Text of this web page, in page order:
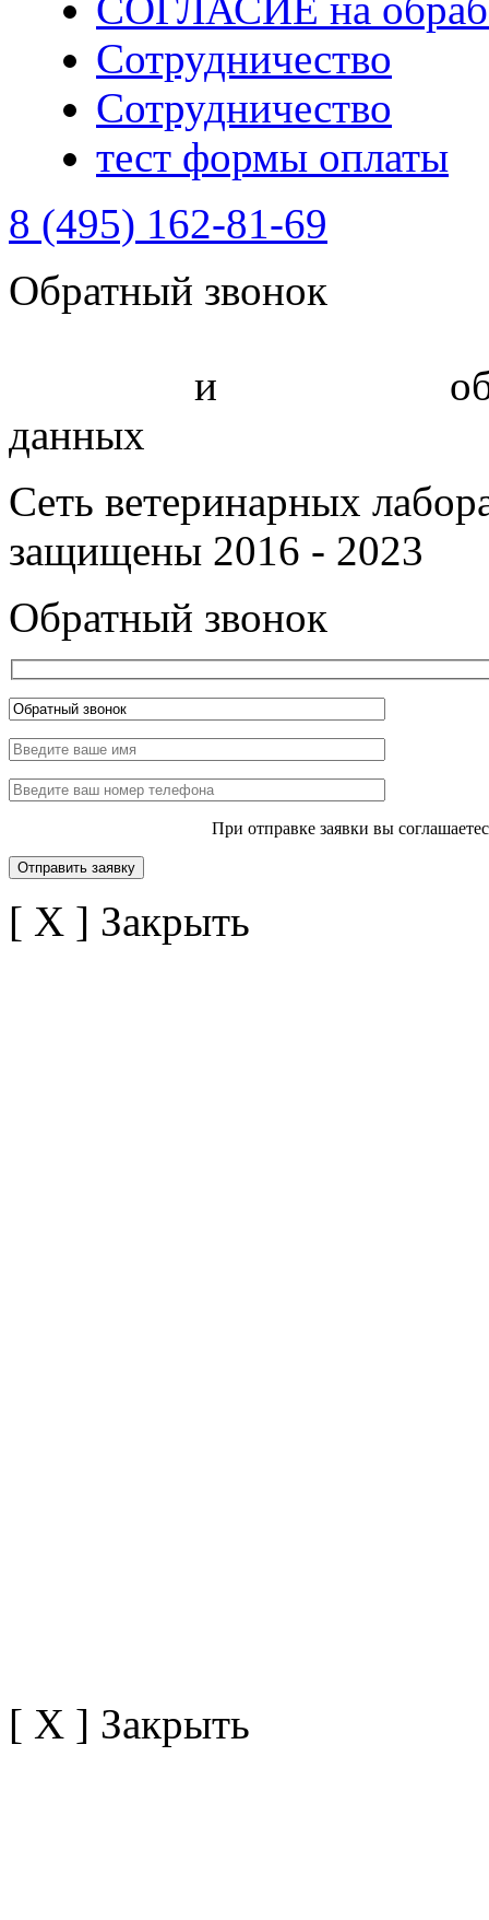
Сотрудничество
Сотрудничество
тест формы оплаты
8 (495) 162-81-69
Обратный звонок
и
данных
Сеть ветеринарных
защищены 2016 - 2023
Обратный звонок
При отправке заявки вы
[ X ] Закрыть
[ X ] Закрыть